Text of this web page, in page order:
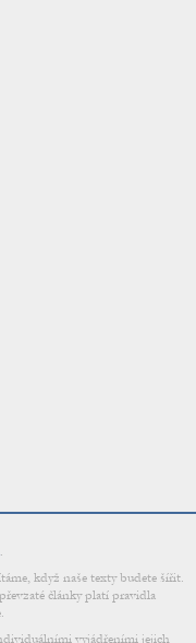
.
když naše texty budete šířit.
články platí pravidla
vyjádřeními jejich